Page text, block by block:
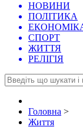
НОВИНИ
ПОЛІТИКА
СПОРТ
ЖИТТЯ
РЕЛІГІЯ
Головна >
Життя